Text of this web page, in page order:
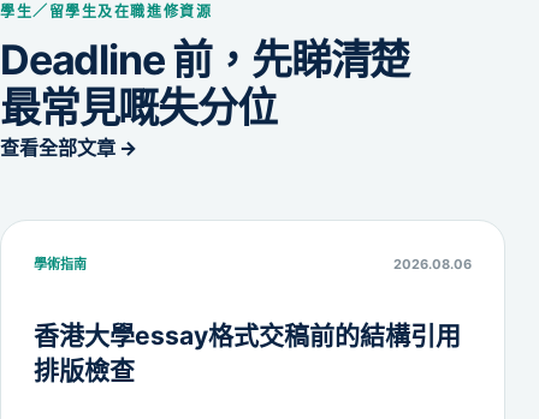
學生／留學生及在職進修資源
Deadline 前，先睇清楚
最常見嘅失分位
查看全部文章 →
學術指南 2026.08.06
香港大學essay格式交稿前的結構引用
排版檢查